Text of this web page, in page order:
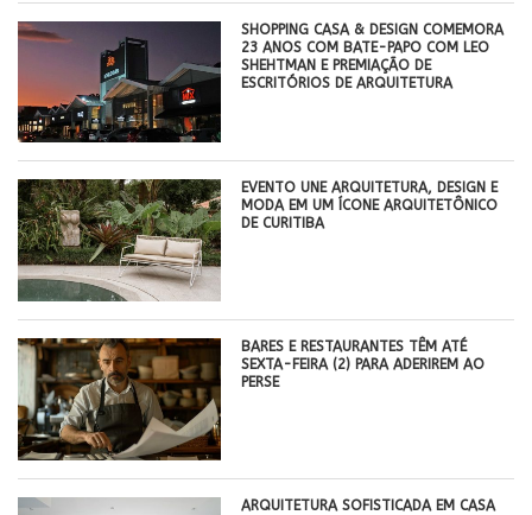
SHOPPING CASA & DESIGN COMEMORA
23 ANOS COM BATE-PAPO COM LEO
SHEHTMAN E PREMIAÇÃO DE
ESCRITÓRIOS DE ARQUITETURA
EVENTO UNE ARQUITETURA, DESIGN E
MODA EM UM ÍCONE ARQUITETÔNICO
DE CURITIBA
BARES E RESTAURANTES TÊM ATÉ
SEXTA-FEIRA (2) PARA ADERIREM AO
PERSE
ARQUITETURA SOFISTICADA EM CASA